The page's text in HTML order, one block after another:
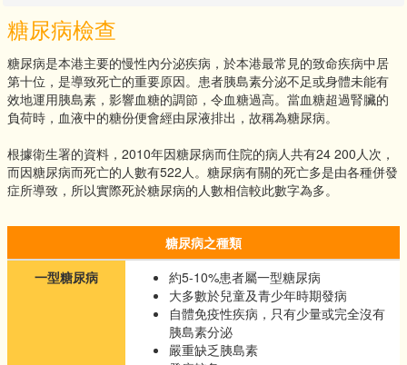
糖尿病檢查
糖尿病是本港主要的慢性內分泌疾病，於本港最常見的致命疾病中居
第十位，是導致死亡的重要原因。患者胰島素分泌不足或身體未能有
效地運用胰島素，影響血糖的調節，令血糖過高。當血糖超過腎臟的
負荷時，血液中的糖份便會經由尿液排出，故稱為糖尿病。
根據衛生署的資料，2010年因糖尿病而住院的病人共有24 200人次，
而因糖尿病而死亡的人數有522人。糖尿病有關的死亡多是由各種併發
症所導致，所以實際死於糖尿病的人數相信較此數字為多。
糖尿病之種類
一型糖尿病
約5-10%患者屬一型糖尿病
大多數於兒童及青少年時期發病
自體免疫性疾病，只有少量或完全沒有
胰島素分泌
嚴重缺乏胰島素